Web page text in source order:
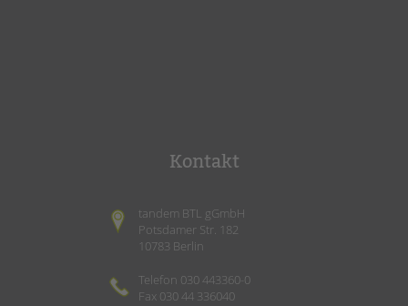
Kontakt
tandem BTL gGmbH
Potsdamer Str. 182
10783 Berlin
Telefon 030 443360-0
Fax 030 44 336040